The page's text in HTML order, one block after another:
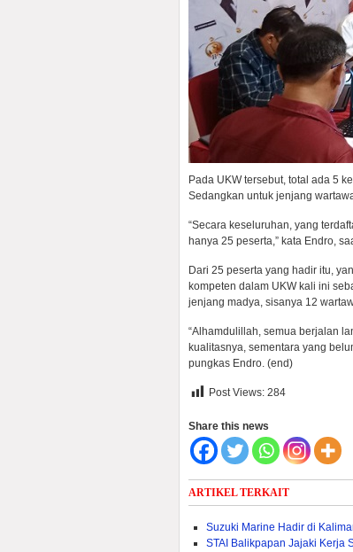
Pada UKW tersebut, total ada 5
Sedangkan untuk jenjang
“Secara keseluruhan, yang
hanya 25 peserta,” kata Endro,
Dari 25 peserta yang hadir itu,
kompeten dalam UKW kali ini
jenjang madya, sisanya 12
“Alhamdulillah, semua berjalan
kualitasnya, sementara yang
pungkas Endro. (end)
Post Views: 284
Share this news
ARTIKEL TERKAIT
Suzuki Marine Hadir di
STAI Balikpapan Jajaki Kerja